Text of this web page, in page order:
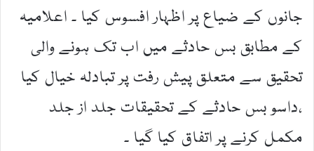
جانوں کے ضیاع پر اظہار افسوس کیا ۔ اعلامیہ
کے مطابق بس حادثے میں اب تک ہونے والی
تحقیق سے متعلق پیش رفت پر تبادلہ خیال کیا
،داسو بس حادثے کے تحقیقات جلد از جلد
مکمل کرنے پر اتفاق کیا گیا ۔